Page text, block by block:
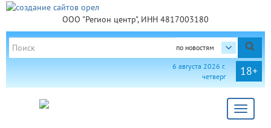
ООО "Регион центр", ИНН 4817003180
по новостям
18+
6 августа 2026 г.
четверг
Toggle